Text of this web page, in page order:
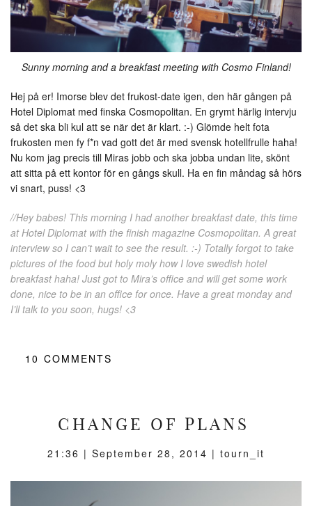
Sunny morning and a breakfast meeting with Cosmo Finland!
Hej på er! Imorse blev det frukost-date igen, den här gången på
Hotel Diplomat med finska Cosmopolitan. En grymt härlig intervju
så det ska bli kul att se när det är klart. :-) Glömde helt fota
frukosten men fy f*n vad gott det är med svensk hotellfrulle haha!
Nu kom jag precis till Miras jobb och ska jobba undan lite, skönt
att sitta på ett kontor för en gångs skull. Ha en fin måndag så hörs
vi snart, puss! <3
//Hey babes! This morning I had another breakfast date, this time
at Hotel Diplomat with the finish magazine Cosmopolitan. A great
interview so I can’t wait to see the result. :-) Totally forgot to take
pictures of the food but holy moly how I love swedish hotel
breakfast haha! Just got to Mira’s office and will get some work
done, nice to be in an office for once. Have a great monday and
I’ll talk to you soon, hugs! <3
10 COMMENTS
CHANGE OF PLANS
21:36 | September 28, 2014 | tourn_it